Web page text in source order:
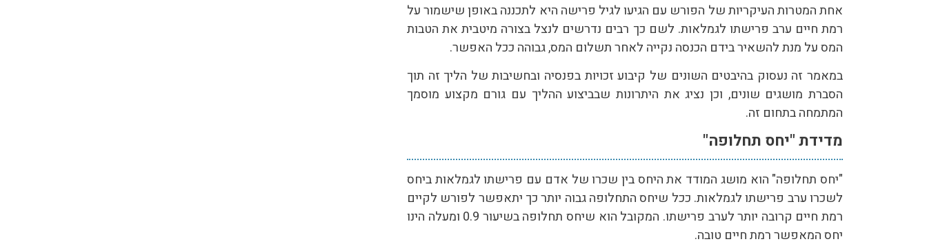
אחת המטרות העיקריות של הפורש עם הגיעו לגיל פרישה היא לתכננה באופן שישמור על
רמת חיים ערב פרישתו לגמלאות. לשם כך רבים נדרשים לנצל בצורה מיטבית את הטבות
המס על מנת להשאיר בידם הכנסה נקייה לאחר תשלום המס, גבוהה ככל האפשר.
במאמר זה נעסוק בהיבטים השונים של קיבוע זכויות בפנסיה ובחשיבות של הליך זה תוך
הסברת מושגים שונים, וכן נציג את היתרונות שבביצוע ההליך עם גורם מקצוע מוסמך
המתמחה בתחום זה.
מדידת "יחס תחלופה"
"יחס תחלופה" הוא מושג המודד את היחס בין שכרו של אדם עם פרישתו לגמלאות ביחס
לשכרו ערב פרישתו לגמלאות. ככל שיחס התחלופה גבוה יותר כך יתאפשר לפורש לקיים
רמת חיים קרובה יותר לערב פרישתו. המקובל הוא שיחס תחלופה בשיעור 0.9 ומעלה הינו
יחס המאפשר רמת חיים טובה.